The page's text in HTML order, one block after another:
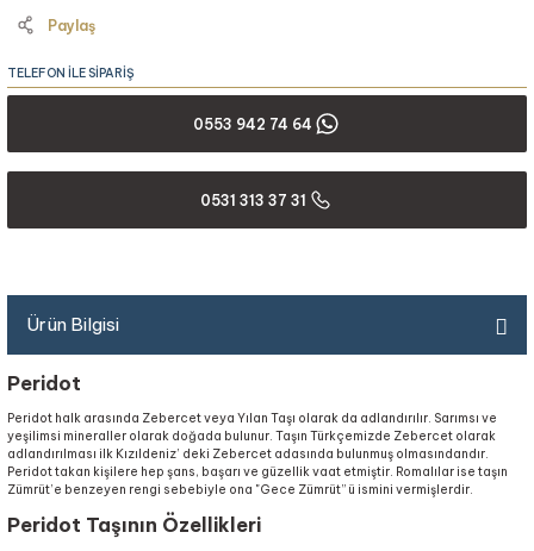
Paylaş
TELEFON İLE SİPARİŞ
0553 942 74 64
0531 313 37 31
Ürün Bilgisi
Peridot
Peridot halk arasında Zebercet veya Yılan Taşı olarak da adlandırılır. Sarımsı ve
yeşilimsi mineraller olarak doğada bulunur. Taşın Türkçemizde Zebercet olarak
adlandırılması ilk Kızıldeniz’ deki Zebercet adasında bulunmuş olmasındandır.
Peridot takan kişilere hep şans, başarı ve güzellik vaat etmiştir. Romalılar ise taşın
Zümrüt’e benzeyen rengi sebebiyle ona "Gece Zümrüt” ü ismini vermişlerdir.
Peridot Taşının Özellikleri